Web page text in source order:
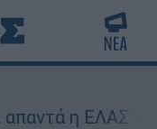
για τους 8